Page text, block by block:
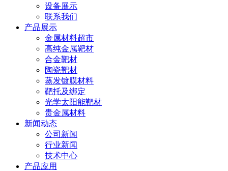
设备展示
联系我们
产品展示
金属材料超市
高纯金属靶材
合金靶材
陶瓷靶材
蒸发镀膜材料
靶托及绑定
光学太阳能靶材
贵金属材料
新闻动态
公司新闻
行业新闻
技术中心
产品应用